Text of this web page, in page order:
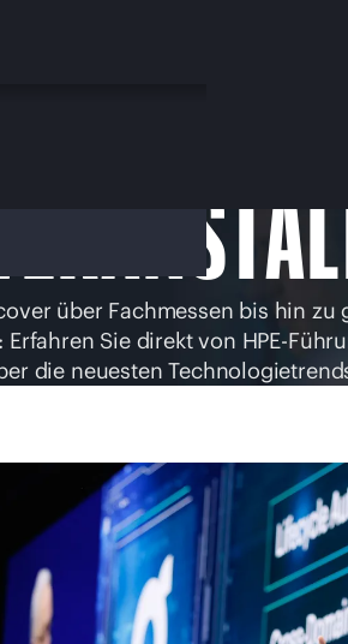
über Fachmessen bis hin
Sie direkt von HPE-
die neuesten